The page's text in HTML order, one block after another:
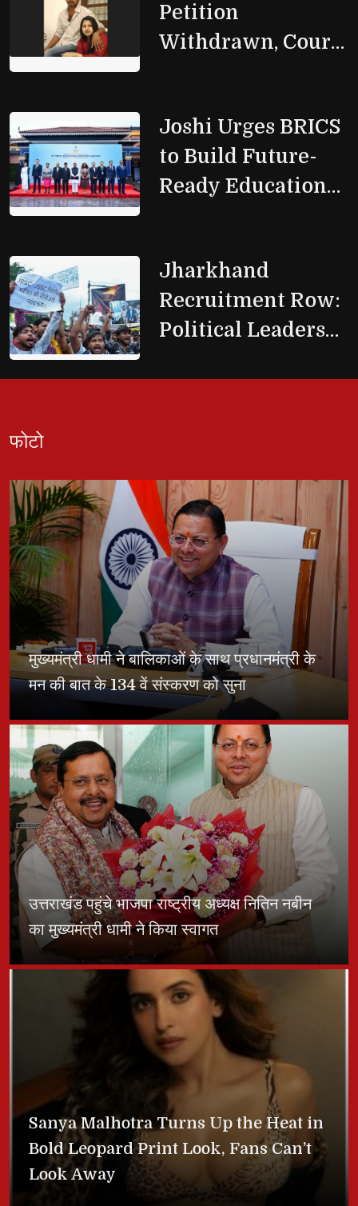
Petition
Withdrawn, Court
Joshi Urges BRICS
to Build Future-
Ready Education
Jharkhand
Recruitment Row:
Political Leaders
फोटो
मुख्यमंत्री धामी ने बालिकाओं के साथ प्रधानमंत्री के
मन की बात के 134 वें संस्करण को सुना
उत्तराखंड पहुंचे भाजपा राष्ट्रीय अध्यक्ष नितिन नबीन
का मुख्यमंत्री धामी ने किया स्वागत
Sanya Malhotra Turns Up the Heat in
Bold Leopard Print Look, Fans Can’t
Look Away